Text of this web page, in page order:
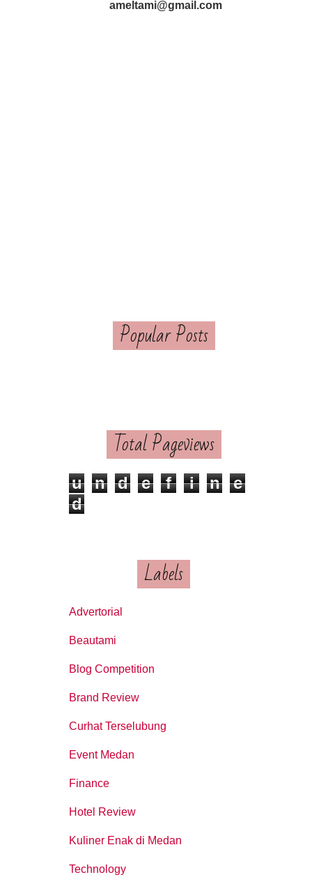
ameltami@gmail.com
Popular Posts
Total Pageviews
u n d e f i n
e
d
Labels
Advertorial
Beautami
Blog Competition
Brand Review
Curhat Terselubung
Event Medan
Finance
Hotel Review
Kuliner Enak di Medan
Technology